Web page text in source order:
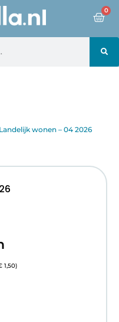
0
wonen – 04 2026
1,50)